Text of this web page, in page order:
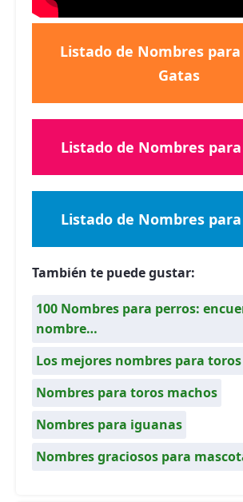
Listado de Nombres
Gatas
Listado de Nombres
Listado de Nombres
También te puede gustar:
100 Nombres para perros:
nombre…
Los mejores nombres para toros
Nombres para toros machos
Nombres para iguanas
Nombres graciosos para